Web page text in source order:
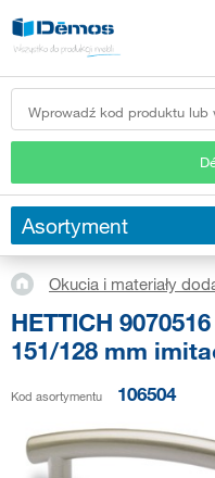
Asortyment
Okucia i materiały
HETTICH
151/128 mm
Kod asortymentu 106504